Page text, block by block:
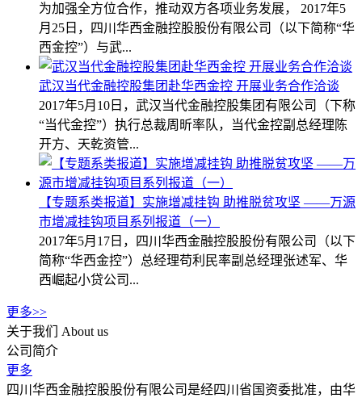
为加强全方位合作，推动双方各项业务发展， 2017年5
月25日，四川华西金融控股股份有限公司（以下简称“华
西金控”）与武...
武汉当代金融控股集团赴华西金控 开展业务合作洽谈
2017年5月10日，武汉当代金融控股集团有限公司（下称
“当代金控”）执行总裁周昕率队，当代金控副总经理陈
开方、天乾资管...
【专题系类报道】实施增减挂钩 助推脱贫攻坚 ——万源
市增减挂钩项目系列报道（一）
2017年5月17日，四川华西金融控股股份有限公司（以下
简称“华西金控”）总经理苟利民率副总经理张述军、华
西崛起小贷公司...
更多>>
关于我们
About us
公司简介
更多
四川华西金融控股股份有限公司是经四川省国资委批准，由华